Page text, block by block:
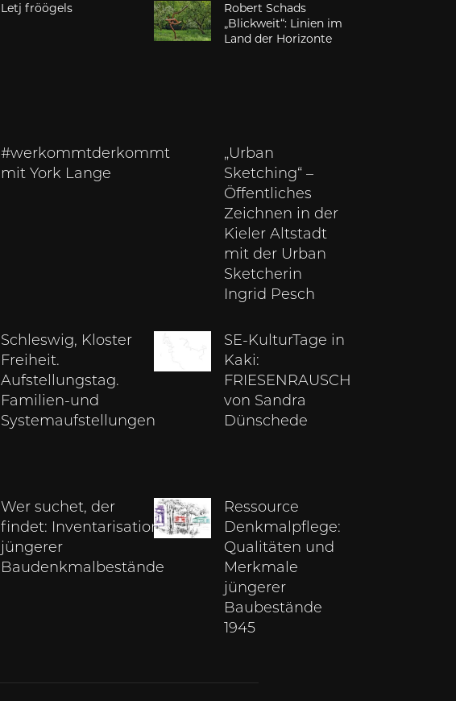
Letj fröögels
Robert Schads
„Blickweit“: Linien im
Land der Horizonte
#werkommtderkommt
mit York Lange
„Urban
Sketching“ –
Öffentliches
Zeichnen in der
Kieler Altstadt
mit der Urban
Sketcherin
Ingrid Pesch
Schleswig, Kloster
Freiheit.
Aufstellungstag.
Familien-und
Systemaufstellungen
SE-KulturTage in
Kaki:
FRIESENRAUSCH
von Sandra
Dünschede
Wer suchet, der
findet: Inventarisation
jüngerer
Baudenkmalbestände
Ressource
Denkmalpflege:
Qualitäten und
Merkmale
jüngerer
Baubestände
1945